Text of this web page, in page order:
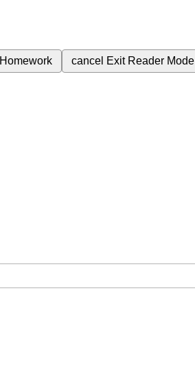
Homework cancel Exit Reader Mode